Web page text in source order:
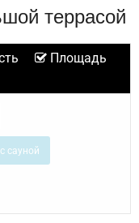
террасой
Площадь
с сауной